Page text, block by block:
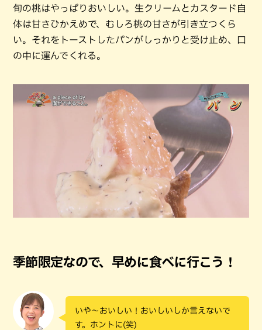
旬の桃はやっぱりおいしい。生クリームとカスタード自
体は甘さひかえめで、むしろ桃の甘さが引き立つくら
い。それをトーストしたパンがしっかりと受け止め、口
の中に運んでくれる。
季節限定なので、早めに食べに行こう！
いや～おいしい！おいしいしか言えないで
す。ホントに(笑)